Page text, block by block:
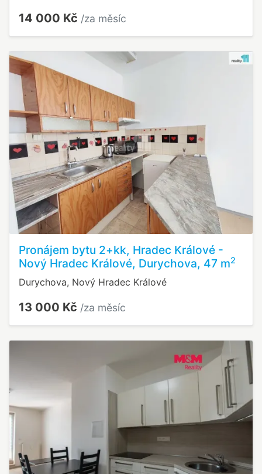
14 000 Kč /za měsíc
Pronájem bytu 2+kk, Hradec Králové -
Nový Hradec Králové, Durychova, 47 m2
Durychova, Nový Hradec Králové
13 000 Kč /za měsíc